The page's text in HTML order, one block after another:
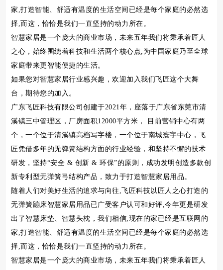
家,打造智能、舒适有温度的生活空间已经是每个家庭的必然选
择,而这，恰恰是我们一直坚持的动力所在。
智慧家居是一个庞大的商业市场，未来五年我们将秉承着匠人
之心，始终围绕着科技和生活两个核心点,为中国家庭乃至全球
家庭带来更智能便捷的生活。
如果您对智慧家居行业感兴趣，欢迎加入我们飞匠这个大舞
台，期待您的加入。
广东飞匠科技有限公司创建于2021年，座落于广东省东莞市清
溪镇三中管理区，厂房面积12000平方米， 目前营销中心有两
个，一个位于清溪镇高档写字楼，一个位于南城寰宇中心，飞
匠凭借多年的无弹簧结构方面的行业经验，和坚持不懈的技术
研发，坚持“安全 & 创新 & 环保”的原则，成功发明创造多款创
新专利型无弹簧弓结构产品，致力于打造智慧家居用品。
随着人们对美好生活的追求与向往,飞匠科技以匠人之心打造的
无弹簧蹦床智慧家居用品已广受客户认可和好评,今年更是研发
出了智慧床垫、智慧头枕，我们相信,现在的家已经是互联网的
家,打造智能、舒适有温度的生活空间已经是每个家庭的必然选
择,而这，恰恰是我们一直坚持的动力所在。
智慧家居是一个庞大的商业市场，未来五年我们将秉承着匠人